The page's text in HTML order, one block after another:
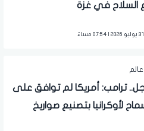
السلاح في غزة
31 يوليو 2026 | 07:54 مساءً
عالم
ترامب: أمريكا لم توافق على
لأوكرانيا بتصنيع صواريخ